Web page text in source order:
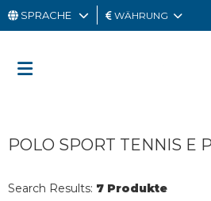
MANN
OUTLET
BRAND
SPRACHE WÄHRUNG
POLO SPORT TENNIS E
Search Results: 7 Produkte